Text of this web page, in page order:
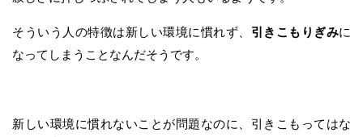
そういう人の特徴は新しい環境に慣れず、 引きこもりぎみに
なってしまうことなんだそうです。
新しい環境に慣れないことが問題なのに、引きこもってはな